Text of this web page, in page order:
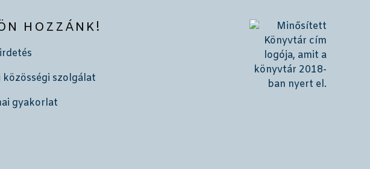
HOZZÁNK!
közösségi szolgálat
gyakorlat